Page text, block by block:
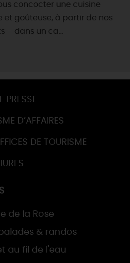
concocter une cuisine
et goûteuse, à partir de nos
– dans un ca...
PRESSE
D’AFFAIRES
DE TOURISME
de la Rose
& randos
au fil de l'eau